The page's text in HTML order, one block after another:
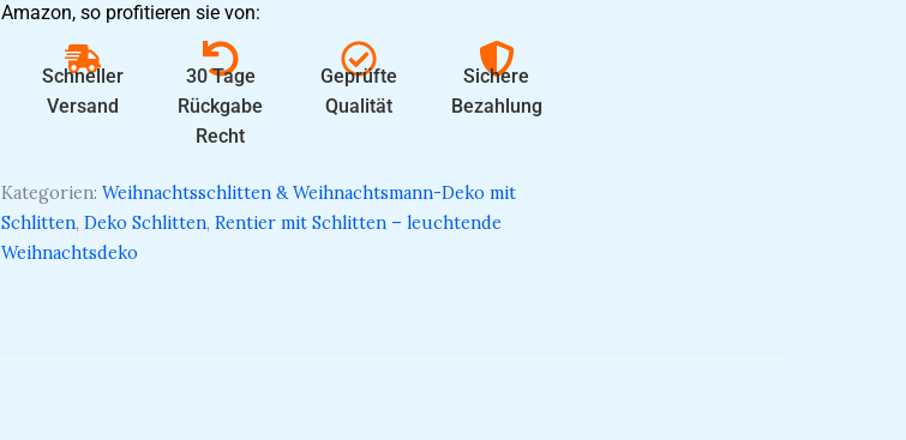
Amazon, so profitieren sie von:
Schneller
Versand
30 Tage
Rückgabe
Recht
Geprüfte
Qualität
Sichere
Bezahlung
Kategorien: Weihnachtsschlitten & Weihnachtsmann-Deko mit
Schlitten, Deko Schlitten, Rentier mit Schlitten – leuchtende
Weihnachtsdeko